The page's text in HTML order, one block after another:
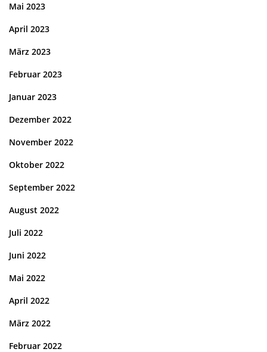
Mai 2023
April 2023
März 2023
Februar 2023
Januar 2023
Dezember 2022
November 2022
Oktober 2022
September 2022
August 2022
Juli 2022
Juni 2022
Mai 2022
April 2022
März 2022
Februar 2022